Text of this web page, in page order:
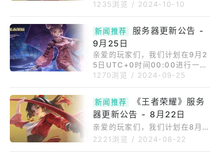
留所有获得的奖励。预计退还的
代币将通过游戏内邮件在7个工作
日内发放。请查看您的邮件以获
取退款。退款规则：如果您尚未
拥有天籁音乐会：将全额退还在
0）进行一次不中断的服务器更
新。更新时间：10月10日00:00
-01:00（UTC+0）更新范围：
全服此次更新大小约为1MB。我
们建议在下载前连接到Wi-Fi网
络！更新方式：在线服务器更新
维护期间将进行简短的增量维
护。维护完成后，您可以立即进
入游戏。由于这是一次在线更
新，已经登录的玩家在维护期间
可以正常游戏。更新内容：1.新
赛季
1235浏览 / 2024-10-10
新闻推荐
服务器更新公告 -
9月25日
亲爱的玩家们，我们计划在9月2
5日UTC+0时间00:00进行一次
不中断的服务器更新。更新时
间：9月25日UTC+0时间00:00
游戏将在更新前一个半小时开始
进行数据维护。在此期间，玩家
将无法进行排位赛/巅峰赛的比
赛。已经开始的比赛不会受到影
响。更新发布后，玩家可以选择
1270浏览 / 2024-09-25
新闻推荐
《王者荣耀》服务
器更新公告 - 8月22日
亲爱的玩家们，我们计划在8月2
1日UTC+0时间22:00-23:00进
2221浏览 / 2024-08-22